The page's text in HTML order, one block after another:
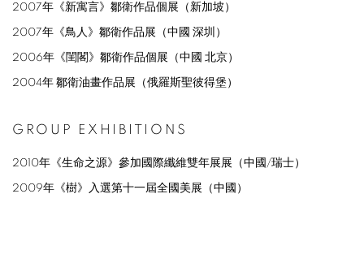
2007年《新寓言》鄒衛作品個展（新加坡）
2007年《鳥人》鄒衛作品展（中國 深圳）
2006年《閨閣》鄒衛作品個展（中國 北京）
2004年 鄒衛油畫作品展（俄羅斯聖彼得堡）
GROUP EXHIBITIONS
2010年《生命之源》參加國際纖維雙年展展（中國/瑞士）
2009年《樹》入選第十一屆全國美展（中國）